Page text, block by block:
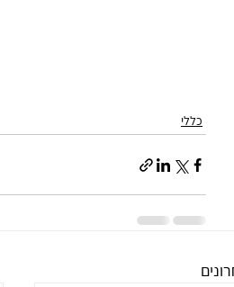
כללי